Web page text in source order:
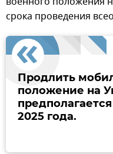
срока проведения
Продлить
положение на
2025 года.